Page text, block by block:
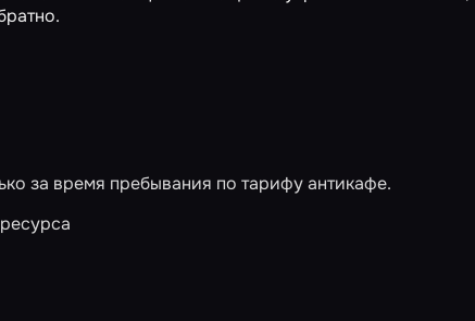
за время пребывания по тарифу антикафе.